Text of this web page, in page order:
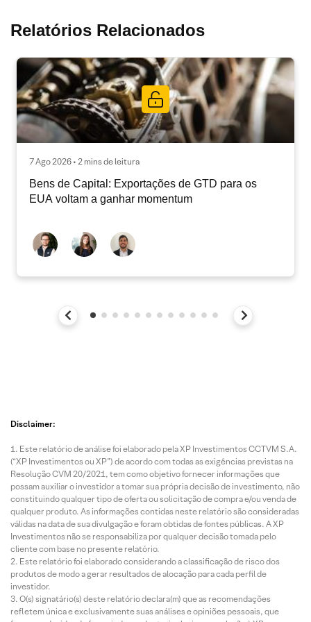
Relatórios Relacionados
7 Ago 2026 • 2 mins de leitura
Bens de Capital: Exportações de GTD para os
EUA voltam a ganhar momentum
Disclaimer:
Este relatório de análise foi elaborado pela XP Investimentos CCTVM S.A.
(“XP Investimentos ou XP”) de acordo com todas as exigências previstas na
Resolução CVM 20/2021, tem como objetivo fornecer informações que
possam auxiliar o investidor a tomar sua própria decisão de investimento, não
constituindo qualquer tipo de oferta ou solicitação de compra e/ou venda de
qualquer produto. As informações contidas neste relatório são consideradas
válidas na data de sua divulgação e foram obtidas de fontes públicas. A XP
Investimentos não se responsabiliza por qualquer decisão tomada pelo
cliente com base no presente relatório.
Este relatório foi elaborado considerando a classificação de risco dos
produtos de modo a gerar resultados de alocação para cada perfil de
investidor.
O(s) signatário(s) deste relatório declara(m) que as recomendações
refletem única e exclusivamente suas análises e opiniões pessoais, que